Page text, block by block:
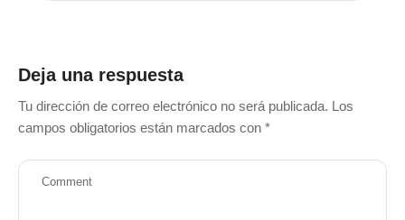
Deja una respuesta
Tu dirección de correo electrónico no será publicada. Los
campos obligatorios están marcados con *